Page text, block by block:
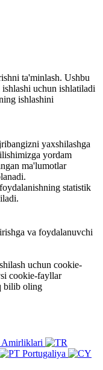
ta'minlash. Ushbu
uchun ishlatiladi
ishlashini
yaxshilashga
yordam
ma'lumotlar
statistik
va foydalanuvchi
uchun cookie-
cookie-fayllar
bilib oling
Amirliklari
Portugaliya